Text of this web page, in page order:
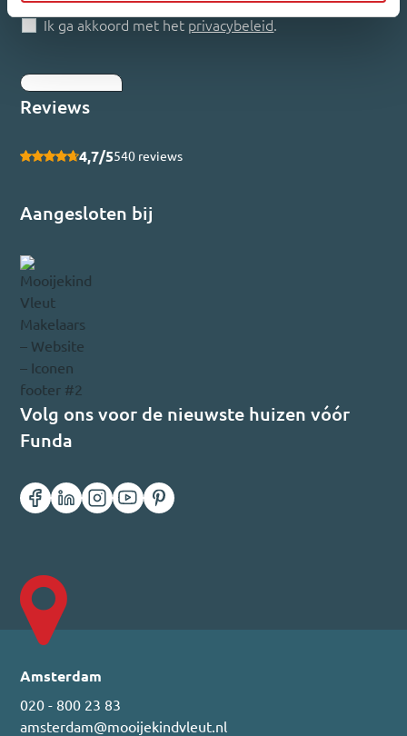
Ik ga akkoord met het privacybeleid.
Reviews
4,7/5540 reviews
Aangesloten bij
Volg ons voor de nieuwste huizen vóór
Funda
Amsterdam
020 - 800 23 83
amsterdam@mooijekindvleut.nl